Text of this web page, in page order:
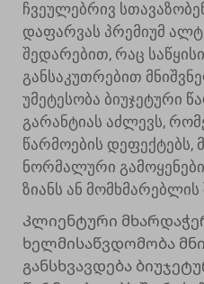
ჩვეულებრივ
დაფარვას პრემიუმ
შედარებით, რაც
განსაკუთრებით
უმეტესობა ბიუჯეტური
გარანტიას აძლევს,
წარმოების დეფექტებს,
ნორმალური
ზიანს ან
Კლიენტური
ხელმისაწვდომობა
განსხვავდება